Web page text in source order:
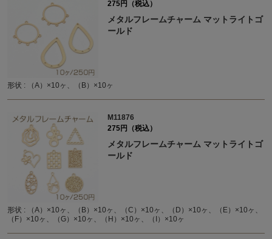
275円（税込）
メタルフレームチャーム マットライトゴ
ールド
形状 : （A）×10ヶ、（B）×10ヶ
M11876
275円（税込）
メタルフレームチャーム マットライトゴ
ールド
形状 : （A）×10ヶ、（B）×10ヶ、（C）×10ヶ、（D）×10ヶ、（E）×10ヶ、
（F）×10ヶ、（G）×10ヶ、（H）×10ヶ、（I）×10ヶ